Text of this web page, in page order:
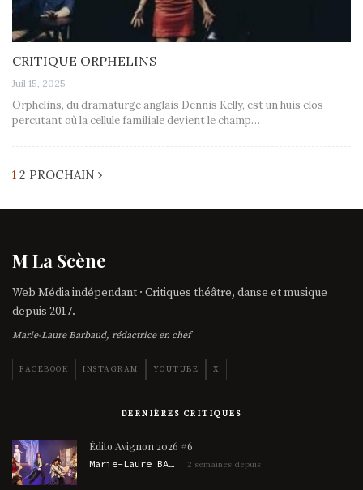
CRITIQUE ORPHELINS
Juil 15, 2025
Orphelins, du dramaturge anglais Dennis Kelly, est un huis clos
percutant où la cellule familiale devient le champ…
1 2 PROCHAIN
M La Scène
Web Média indépendant · Critiques théâtre, danse et musique
depuis 2017.
Marie-Laure Barbaud, rédactrice en chef
FACEBOOK INSTAGRAM YOUTUBE X
DERNIÈRES CRITIQUES
Édito Avignon 2026 #6
Marie-Laure BARBAUD 2 semaines depuis